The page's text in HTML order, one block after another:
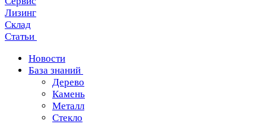
Лизинг
Склад
Статьи
Новости
База знаний
Дерево
Камень
Металл
Стекло